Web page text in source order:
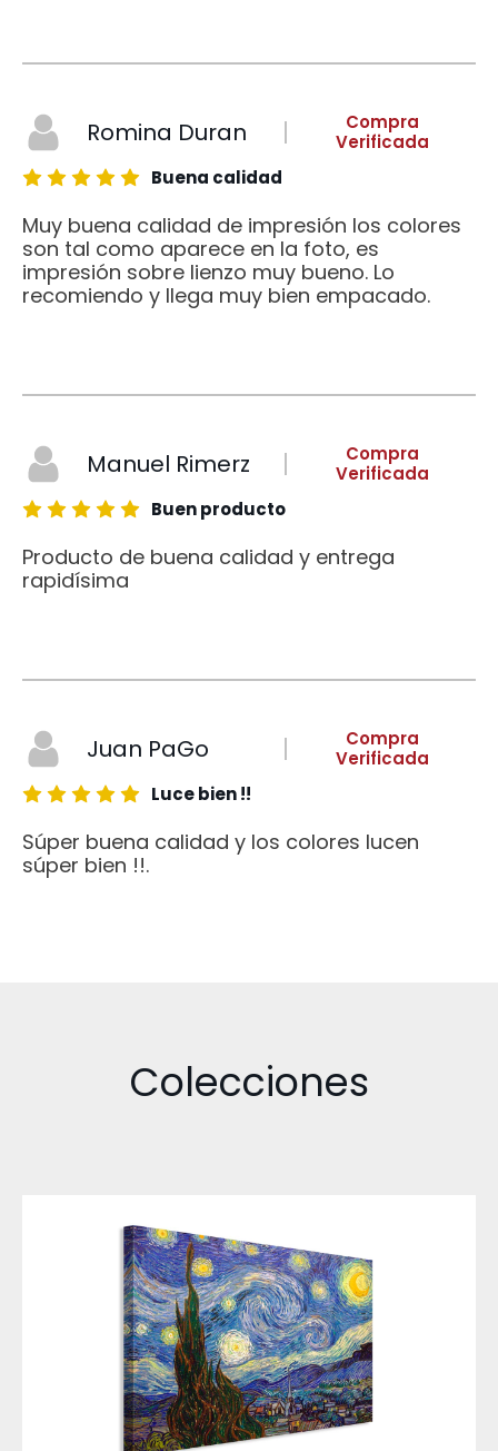
Romina Duran
Compra
Verificada
Buena calidad
Muy buena calidad de impresión los colores
son tal como aparece en la foto, es
impresión sobre lienzo muy bueno. Lo
recomiendo y llega muy bien empacado.
Manuel Rimerz
Compra
Verificada
Buen producto
Producto de buena calidad y entrega
rapidísima
Juan PaGo
Compra
Verificada
Luce bien !!
Súper buena calidad y los colores lucen
súper bien !!.
Colecciones